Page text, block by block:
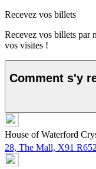
Recevez vos billets
Recevez vos billets par
vos visites !
Comment s'y
House of Waterford
28, The Mall, X91